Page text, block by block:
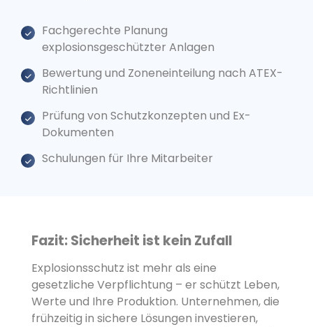
Fachgerechte Planung
explosionsgeschützter Anlagen
Bewertung und Zoneneinteilung nach ATEX-
Richtlinien
Prüfung von Schutzkonzepten und Ex-
Dokumenten
Schulungen für Ihre Mitarbeiter
Fazit: Sicherheit ist kein Zufall
Explosionsschutz ist mehr als eine
gesetzliche Verpflichtung – er schützt Leben,
Werte und Ihre Produktion. Unternehmen, die
frühzeitig in sichere Lösungen investieren,